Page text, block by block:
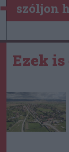
szóljon
Ezek